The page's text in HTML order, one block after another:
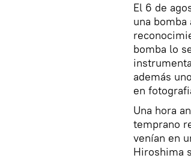
El 6 de
una
bomba lo
además
en
Una hora
temprano
venían en
Hiroshima